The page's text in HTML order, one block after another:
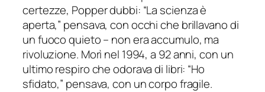
certezze, Popper dubbi: “La scienza è
aperta,” pensava, con occhi che brillavano di
un fuoco quieto – non era accumulo, ma
rivoluzione. Morì nel 1994, a 92 anni, con un
ultimo respiro che odorava di libri: “Ho
sfidato,” pensava, con un corpo fragile.